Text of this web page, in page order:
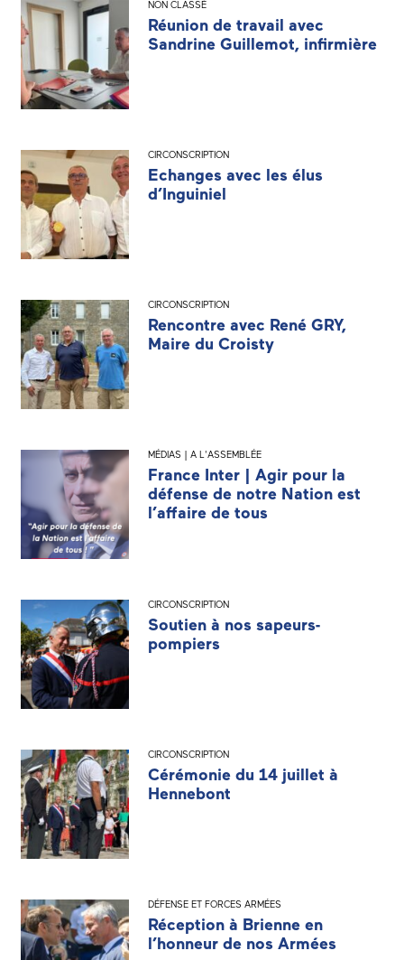
NON CLASSÉ
Réunion de travail avec
Sandrine Guillemot, infirmière
CIRCONSCRIPTION
Echanges avec les élus
d’Inguiniel
CIRCONSCRIPTION
Rencontre avec René GRY,
Maire du Croisty
MÉDIAS | A L'ASSEMBLÉE
France Inter | Agir pour la
défense de notre Nation est
l’affaire de tous
CIRCONSCRIPTION
Soutien à nos sapeurs-
pompiers
CIRCONSCRIPTION
Cérémonie du 14 juillet à
Hennebont
DÉFENSE ET FORCES ARMÉES
Réception à Brienne en
l’honneur de nos Armées